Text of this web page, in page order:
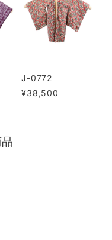
J-0772
¥38,500